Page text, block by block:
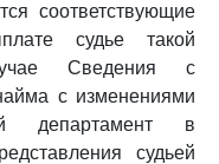
соответствующие
судье такой
Сведения с
с изменениями
департамент в
судьей